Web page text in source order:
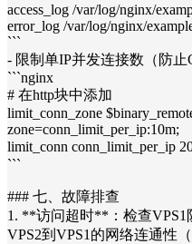
access_log /var/log/nginx/
error_log /var/log/nginx/
```
- 限制单IP并发连接数（防止
```nginx
# 在http块中添加
limit_conn_zone
zone=conn_limit_per_ip:10m;
limit_conn conn_limit_per_ip
```
### 七、故障排查
1. **访问超时**：检查VPS1
VPS2到VPS1的网络连通性